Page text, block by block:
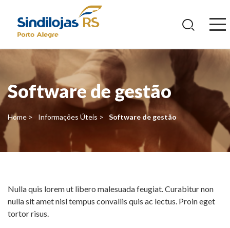
Software de gestão
Home > Informações Úteis > Software de gestão
Nulla quis lorem ut libero malesuada feugiat. Curabitur non
nulla sit amet nisl tempus convallis quis ac lectus. Proin eget
tortor risus.